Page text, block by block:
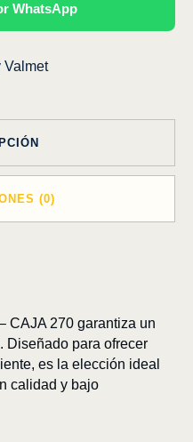
WhatsApp
Valmet
(0)
CAJA 270 garantiza un
Diseñado para ofrecer
es la elección ideal
calidad y bajo